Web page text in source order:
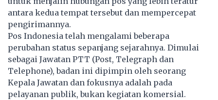
antara kedua tempat tersebut dan mempercepat
pengirimannya.
Pos Indonesia telah mengalami beberapa
perubahan status sepanjang sejarahnya. Dimulai
sebagai Jawatan PTT (Post, Telegraph dan
Telephone), badan ini dipimpin oleh seorang
Kepala Jawatan dan fokusnya adalah pada
pelayanan publik, bukan kegiatan komersial.